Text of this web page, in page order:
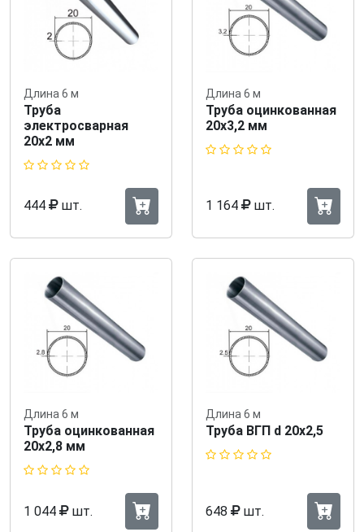
Длина 6 м
Труба
электросварная
20х2 мм
444 шт.
Длина 6 м
Труба оцинкованная
20х3,2 мм
1 164 шт.
Длина 6 м
Труба оцинкованная
20х2,8 мм
1 044 шт.
Длина 6 м
Труба ВГП d 20х2,5
648 шт.